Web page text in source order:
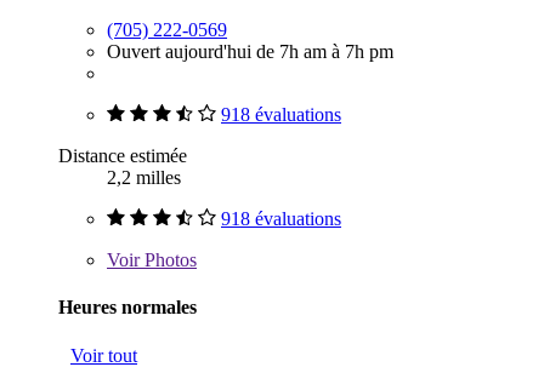
(705) 222-0569
Ouvert aujourd'hui de 7h am à 7h pm
918 évaluations
Distance estimée
2,2 milles
918 évaluations
VoirPhotos
Heures normales
Voir tout